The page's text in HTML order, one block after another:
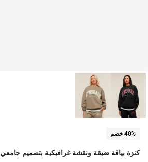
40% خصم
كنزة بياقة ضيقة ونقشة غرافيكية بتصميم جامعي